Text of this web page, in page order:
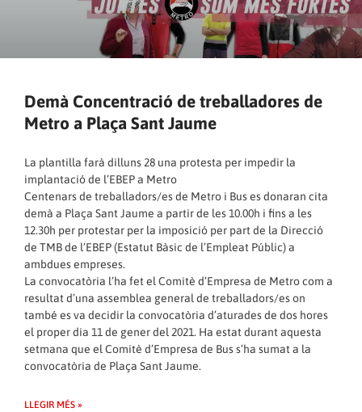
Demà Concentració de treballadores de
Metro a Plaça Sant Jaume
La plantilla farà dilluns 28 una protesta per impedir la
implantació de l’EBEP a Metro
Centenars de treballadors/es de Metro i Bus es donaran cita
demà a Plaça Sant Jaume a partir de les 10.00h i fins a les
12.30h per protestar per la imposició per part de la Direcció
de TMB de l’EBEP (Estatut Bàsic de l’Empleat Públic) a
ambdues empreses.
La convocatòria l’ha fet el Comitè d’Empresa de Metro com a
resultat d’una assemblea general de treballadors/es on
també es va decidir la convocatòria d’aturades de dos hores
el proper dia 11 de gener del 2021. Ha estat durant aquesta
setmana que el Comitè d’Empresa de Bus s’ha sumat a la
convocatòria de Plaça Sant Jaume.
LLEGIR MÉS »